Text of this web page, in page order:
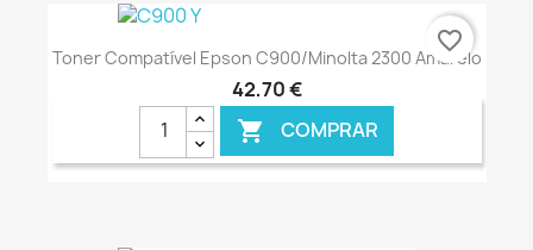
Toner Compatível Epson C900/Minolta 2300 Amarelo
42,70 €
 COMPRAR
favorite_border